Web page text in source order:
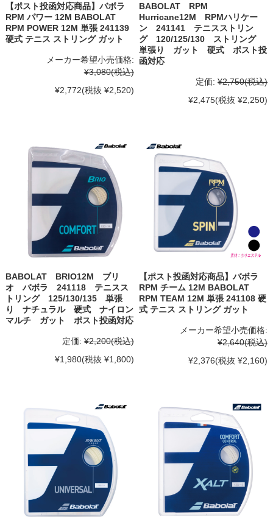
【ポスト投函対応商品】バボラ
RPM パワー 12M BABOLAT
RPM POWER 12M 単張 241139
硬式 テニス ストリング ガット
メーカー希望小売価格:
¥3,080(税込)
¥2,772(税抜 ¥2,520)
BABOLAT RPM
Hurricane12M RPMハリケー
ン 241141 テニスストリン
グ 120/125/130 ストリング
単張り ガット 硬式 ポスト投
函対応
定価: ¥2,750(税込)
¥2,475(税抜 ¥2,250)
BABOLAT BRIO12M ブリ
オ バボラ 241118 テニスス
トリング 125/130/135 単張
り ナチュラル 硬式 ナイロン
マルチ ガット ポスト投函対応
定価: ¥2,200(税込)
¥1,980(税抜 ¥1,800)
【ポスト投函対応商品】バボラ
RPM チーム 12M BABOLAT
RPM TEAM 12M 単張 241108 硬
式 テニス ストリング ガット
メーカー希望小売価格:
¥2,640(税込)
¥2,376(税抜 ¥2,160)